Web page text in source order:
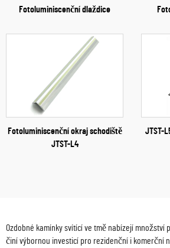
Fotoluminiscenční dlaždice
Fotoluminiscenční okraj schodiště
JTST-L4
JTST-
Ozdobné kamínky svítící ve tmě nabízejí množství
činí výbornou investicí pro rezidenční i komerční